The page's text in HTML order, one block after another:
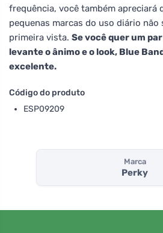
frequência, você também apreciará
pequenas marcas do uso diário não
primeira vista. Se você quer um
levante o ânimo e o look, Blue
excelente.
Código do produto
ESP09209
Marca
Perky